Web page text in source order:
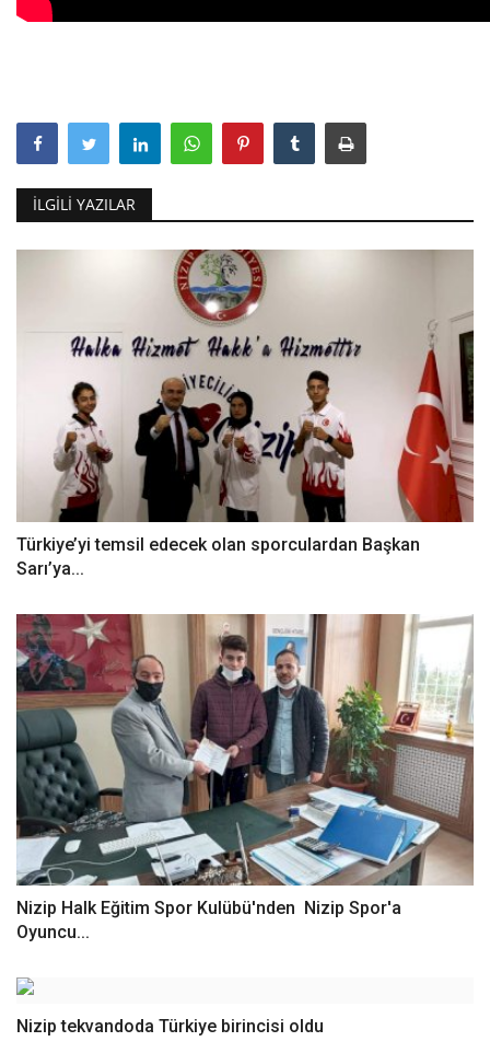
İLGILI YAZILAR
Türkiye’yi temsil edecek olan sporculardan Başkan
Sarı’ya...
Nizip Halk Eğitim Spor Kulübü'nden Nizip Spor'a
Oyuncu...
Nizip tekvandoda Türkiye birincisi oldu